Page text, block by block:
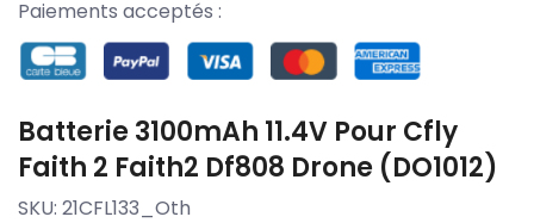
Paiements acceptés :
Batterie 3100mAh 11.4V Pour Cfly
Faith 2 Faith2 Df808 Drone (DO1012)
SKU: 21CFL133_Oth